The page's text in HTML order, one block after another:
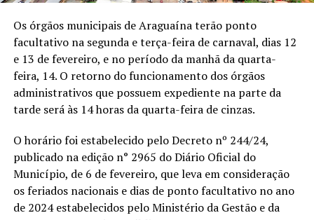
Os órgãos municipais de Araguaína terão ponto
facultativo na segunda e terça-feira de carnaval, dias 12
e 13 de fevereiro, e no período da manhã da quarta-
feira, 14. O retorno do funcionamento dos órgãos
administrativos que possuem expediente na parte da
tarde será às 14 horas da quarta-feira de cinzas.
O horário foi estabelecido pelo Decreto nº 244/24,
publicado na edição n° 2965 do Diário Oficial do
Município, de 6 de fevereiro, que leva em consideração
os feriados nacionais e dias de ponto facultativo no ano
de 2024 estabelecidos pelo Ministério da Gestão e da